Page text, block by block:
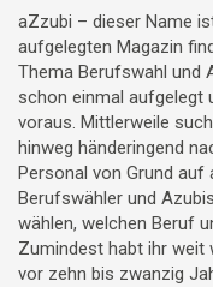
aZzubi – dieser Name
aufgelegten Magazin
Thema Berufswahl und
schon einmal aufgelegt
voraus. Mittlerweile
hinweg händeringend
Personal von Grund auf
Berufswähler und
wählen, welchen Beruf
Zumindest habt ihr weit
vor zehn bis zwanzig